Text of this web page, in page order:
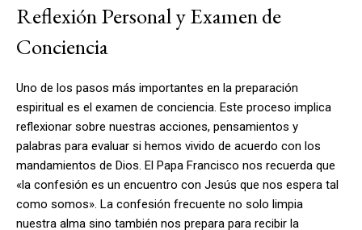
Reflexión Personal y Examen de
Conciencia
Uno de los pasos más importantes en la preparación
espiritual es el examen de conciencia. Este proceso implica
reflexionar sobre nuestras acciones, pensamientos y
palabras para evaluar si hemos vivido de acuerdo con los
mandamientos de Dios. El Papa Francisco nos recuerda que
«la confesión es un encuentro con Jesús que nos espera tal
como somos». La confesión frecuente no solo limpia
nuestra alma sino también nos prepara para recibir la